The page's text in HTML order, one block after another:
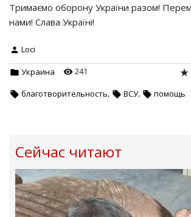
Тримаємо оборону України разом!
нами! Слава Україні!
Loci
Украина 241
благотворительность, ВСУ, помощь
Сейчас читают